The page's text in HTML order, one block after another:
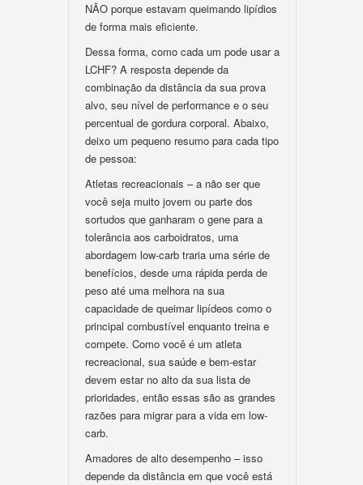
NÃO porque estavam queimando lipídios
de forma mais eficiente.
Dessa forma, como cada um pode usar a
LCHF? A resposta depende da
combinação da distância da sua prova
alvo, seu nível de performance e o seu
percentual de gordura corporal. Abaixo,
deixo um pequeno resumo para cada tipo
de pessoa:
Atletas recreacionais – a não ser que
você seja muito jovem ou parte dos
sortudos que ganharam o gene para a
tolerância aos carboidratos, uma
abordagem low-carb traria uma série de
benefícios, desde uma rápida perda de
peso até uma melhora na sua
capacidade de queimar lipídeos como o
principal combustível enquanto treina e
compete. Como você é um atleta
recreacional, sua saúde e bem-estar
devem estar no alto da sua lista de
prioridades, então essas são as grandes
razões para migrar para a vida em low-
carb.
Amadores de alto desempenho – isso
depende da distância em que você está